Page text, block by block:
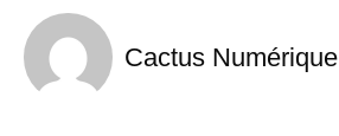
Cactus Numérique